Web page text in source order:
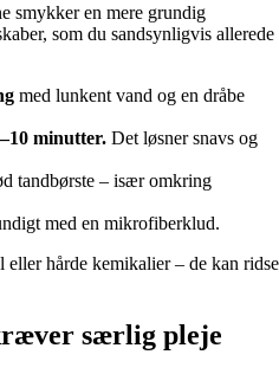
smykker en mere grundig
som du sandsynligvis allerede
med lunkent vand og en dråbe
minutter. Det løsner snavs og
tandbørste – især omkring
med en mikrofiberklud.
eller hårde kemikalier – de kan ridse
særlig pleje